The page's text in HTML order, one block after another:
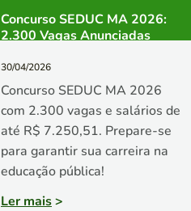
Concurso SEDUC MA 2026:
2.300 Vagas Anunciadas
30/04/2026
Concurso SEDUC MA 2026
com 2.300 vagas e salários de
até R$ 7.250,51. Prepare-se
para garantir sua carreira na
educação pública!
Ler mais>